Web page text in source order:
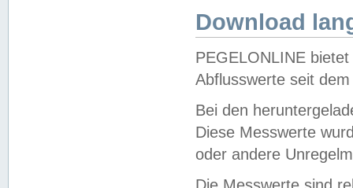
Download
PEGELONLINE
Abflusswerte seit
Bei den
Diese Messwerte
oder andere